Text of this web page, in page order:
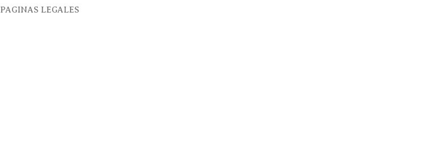
PAGINAS LEGALES